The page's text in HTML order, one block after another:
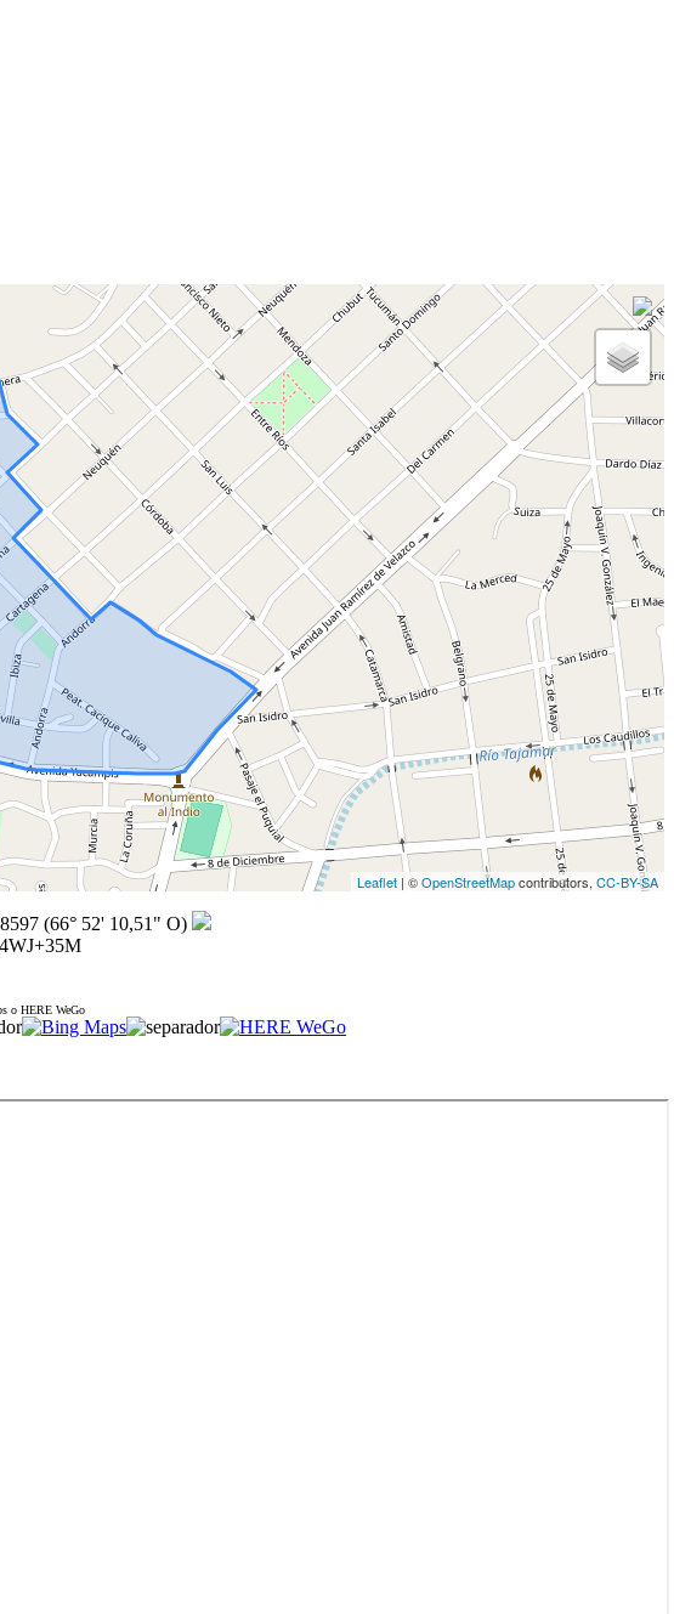
Leaflet | ©OpenStreetMapcontributors, CC-BY-SA
(66° 52' 10,51" O)
o HERE WeGo